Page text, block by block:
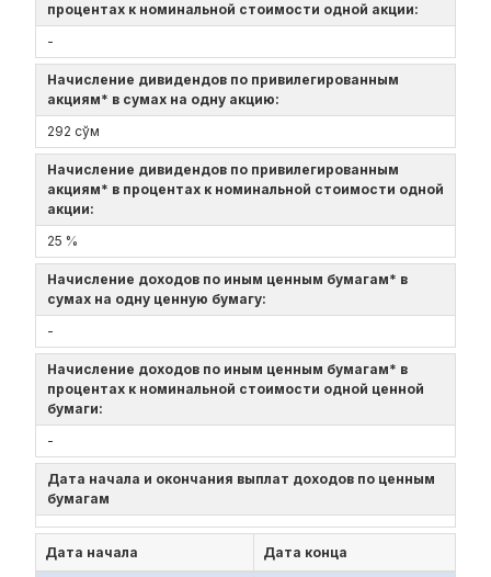
процентах к номинальной стоимости одной акции:
-
Начисление дивидендов по привилегированным
акциям* в сумах на одну акцию:
292 сўм
Начисление дивидендов по привилегированным
акциям* в процентах к номинальной стоимости одной
акции:
25 %
Начисление доходов по иным ценным бумагам* в
сумах на одну ценную бумагу:
-
Начисление доходов по иным ценным бумагам* в
процентах к номинальной стоимости одной ценной
бумаги:
-
Дата начала и окончания выплат доходов по ценным
бумагам
Дата начала Дата конца